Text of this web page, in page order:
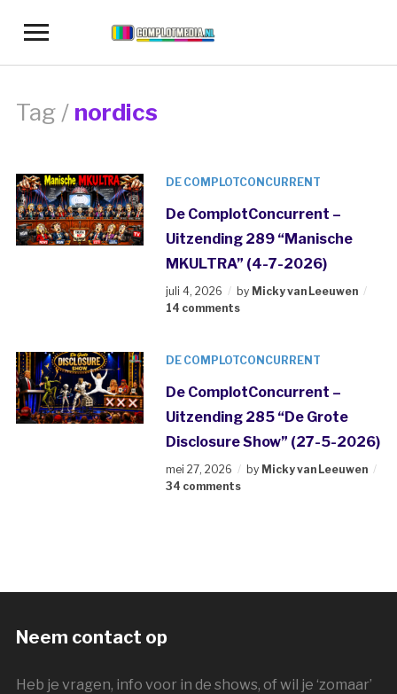
Toggle
navigation
Tag / nordics
DE COMPLOTCONCURRENT
De ComplotConcurrent –
Uitzending 289 “Manische
MKULTRA” (4-7-2026)
juli 4, 2026 by Micky van Leeuwen
14 comments
DE COMPLOTCONCURRENT
De ComplotConcurrent –
Uitzending 285 “De Grote
Disclosure Show” (27-5-2026)
mei 27, 2026 by Micky van Leeuwen
34 comments
Neem contact op
Heb je vragen, info voor in de shows, of wil je ‘zomaar’